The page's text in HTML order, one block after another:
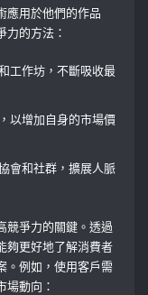
應用於他們的作品
力的方法：
工作坊，不斷吸收最
以增加自身的市場價
會和社群，擴展人脈
競爭力的關鍵。透過
夠更好地了解消費者
。例如，使用客戶需
場動向：